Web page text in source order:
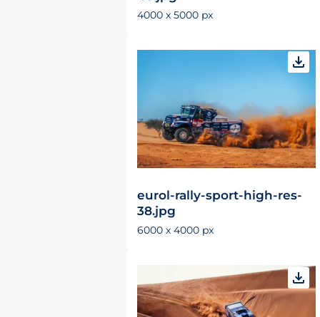
4000 x 5000 px
eurol-rally-sport-high-res-
38.jpg
6000 x 4000 px